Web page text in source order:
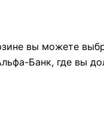
вы можете
Банк, где вы